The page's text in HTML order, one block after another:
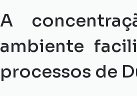
A
ambiente
processos de